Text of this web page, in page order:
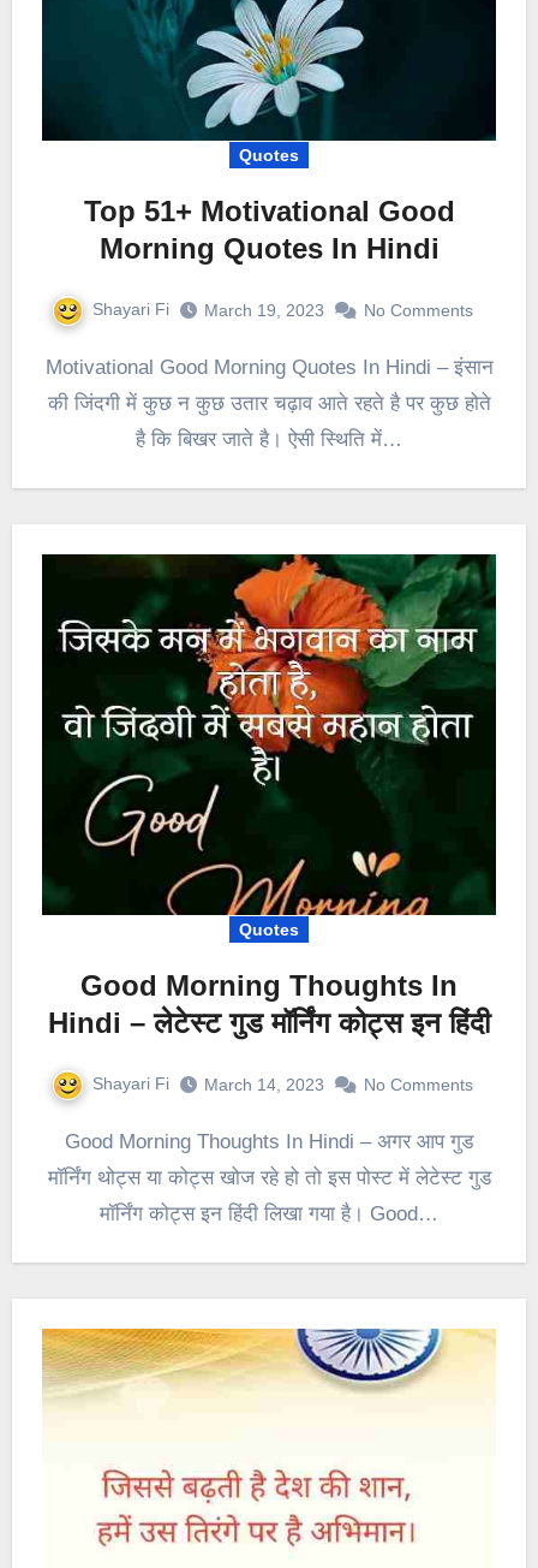
Quotes
Top 51+ Motivational Good
Morning Quotes In Hindi
Shayari Fi March 19, 2023 No Comments
Motivational Good Morning Quotes In Hindi – इंसान
की जिंदगी में कुछ न कुछ उतार चढ़ाव आते रहते है पर कुछ होते
है कि बिखर जाते है। ऐसी स्थिति में…
Quotes
Good Morning Thoughts In
Hindi – लेटेस्ट गुड मॉर्निंग कोट्स इन हिंदी
Shayari Fi March 14, 2023 No Comments
Good Morning Thoughts In Hindi – अगर आप गुड
मॉर्निंग थोट्स या कोट्स खोज रहे हो तो इस पोस्ट में लेटेस्ट गुड
मॉर्निंग कोट्स इन हिंदी लिखा गया है। Good…